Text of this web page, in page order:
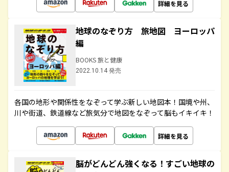
詳細を見る
地球のなぞり方 旅地図 ヨーロッパ
編
BOOKS 旅と健康
2022.10.14 発売
各国の地形や関係性をなぞって学ぶ新しい地図本！国境や州、
川や街道、鉄道線など旅気分で地図をなぞって脳もイキイキ！
詳細を見る
脳がどんどん強くなる！すごい地球の